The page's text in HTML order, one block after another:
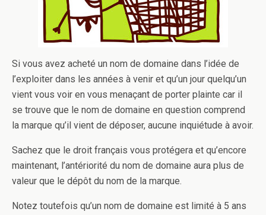
Si vous avez acheté un nom de domaine dans l’idée de
l’exploiter dans les années à venir et qu’un jour quelqu’un
vient vous voir en vous menaçant de porter plainte car il
se trouve que le nom de domaine en question comprend
la marque qu’il vient de déposer, aucune inquiétude à avoir.
Sachez que le droit français vous protégera et qu’encore
maintenant, l’antériorité du nom de domaine aura plus de
valeur que le dépôt du nom de la marque.
Notez toutefois qu’un nom de domaine est limité à 5 ans